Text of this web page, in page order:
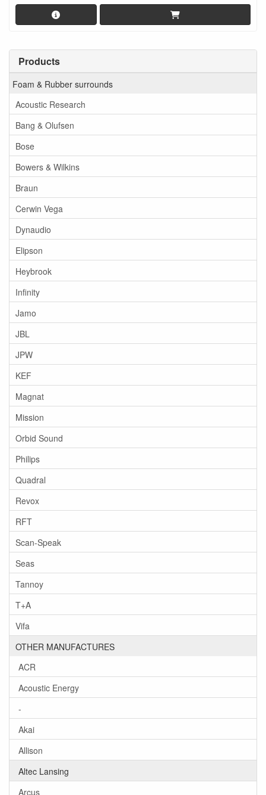
Products
Foam & Rubber surrounds
Acoustic Research
Bang & Olufsen
Bose
Bowers & Wilkins
Braun
Cerwin Vega
Dynaudio
Elipson
Heybrook
Infinity
Jamo
JBL
JPW
KEF
Magnat
Mission
Orbid Sound
Philips
Quadral
Revox
RFT
Scan-Speak
Seas
Tannoy
T+A
Vifa
OTHER MANUFACTURES
ACR
Acoustic Energy
-
Akai
Allison
Altec Lansing
Arcus